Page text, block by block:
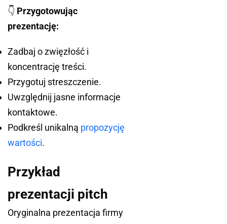
👇 Przygotowując
prezentację:
Zadbaj o zwięzłość i
koncentrację treści.
Przygotuj streszczenie.
Uwzględnij jasne informacje
kontaktowe.
Podkreśl unikalną propozycję
wartości.
Przykład
prezentacji pitch
Oryginalna prezentacja firmy